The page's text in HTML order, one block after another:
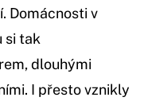
Domácnosti v
si tak
dlouhými
I přesto vznikly